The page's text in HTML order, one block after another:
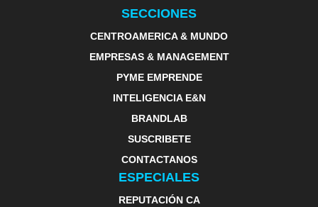
SECCIONES
CENTROAMERICA & MUNDO
EMPRESAS & MANAGEMENT
PYME EMPRENDE
INTELIGENCIA E&N
BRANDLAB
SUSCRIBETE
CONTACTANOS
ESPECIALES
REPUTACIÓN CA